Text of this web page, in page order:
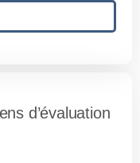
d’évaluation